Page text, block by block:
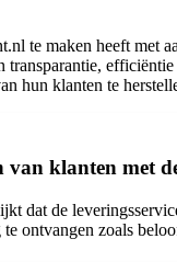
te maken heeft met
transparantie,
hun klanten te
van klanten met
dat de
ontvangen zoals